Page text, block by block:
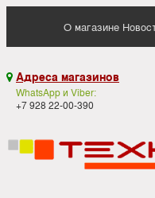
О магазине
 Адреса магазинов
WhatsApp и Viber:
+7 928 22-00-390